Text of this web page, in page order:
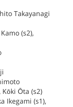
Takayanagi
(s2),
Ōta (s2)
Ikegami (s1),